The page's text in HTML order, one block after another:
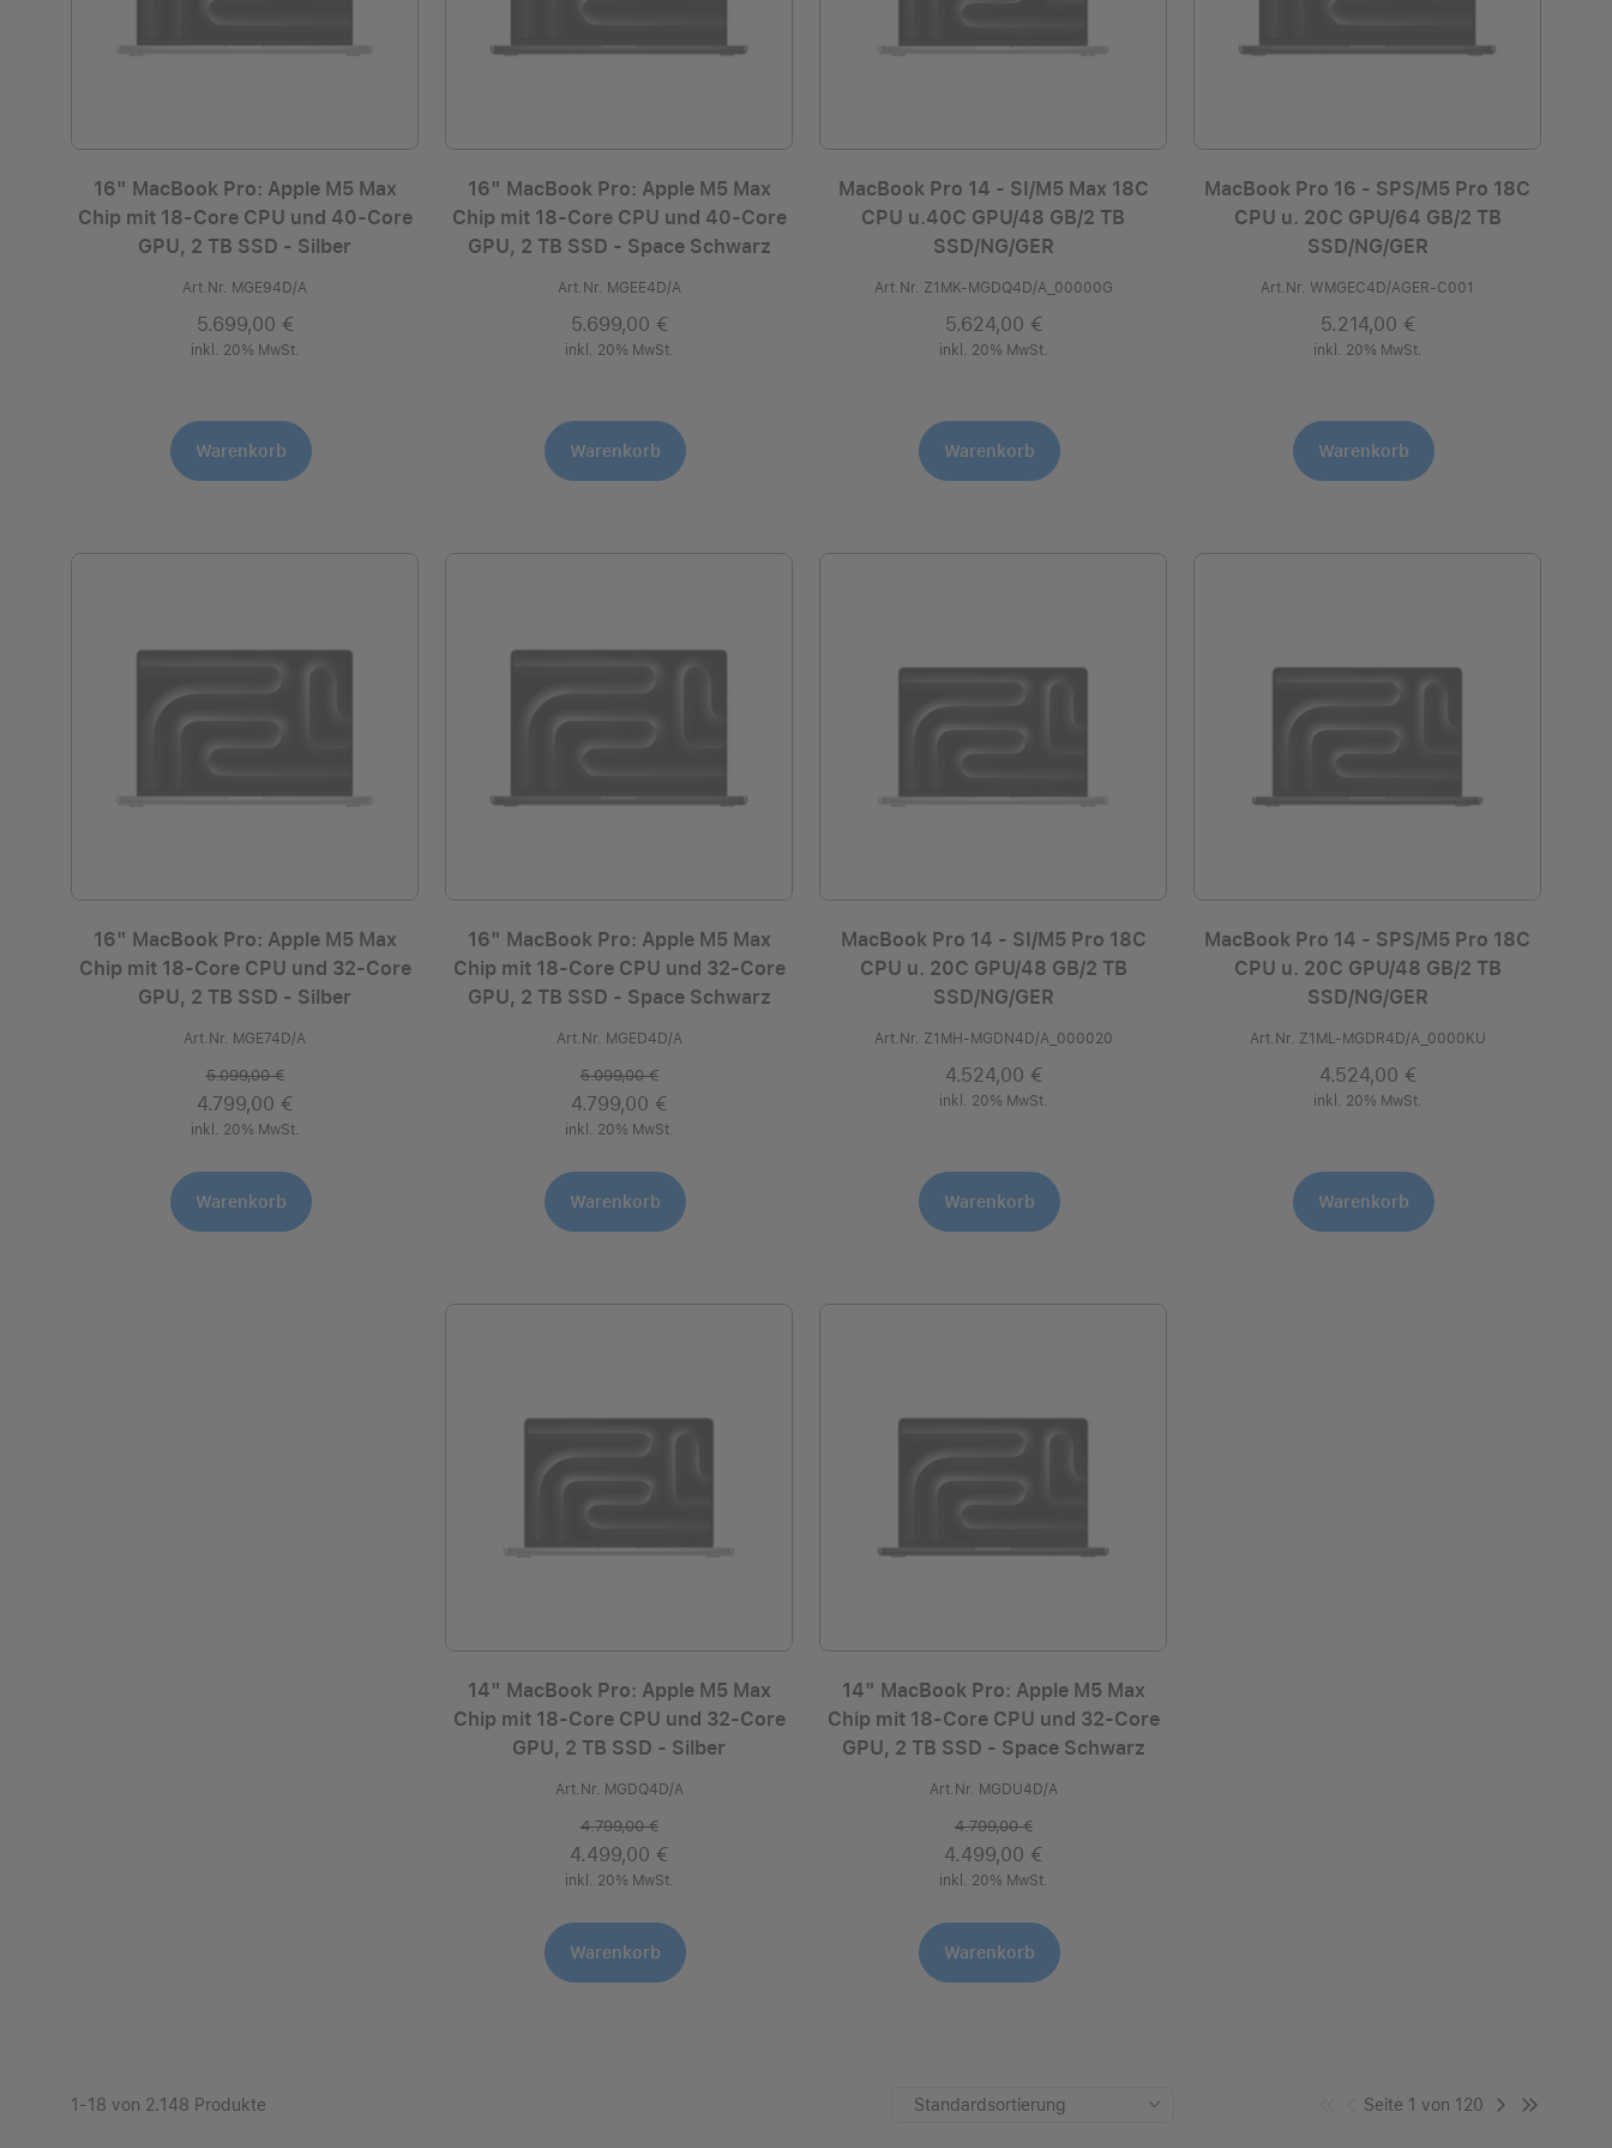
16" MacBook Pro: Apple M5 Max
Chip mit 18‑Core CPU und 40‑Core
GPU, 2 TB SSD - Silber
Art.Nr. MGE94D/A
5.699,00 €
inkl. 20% MwSt.
Warenkorb
16" MacBook Pro: Apple M5 Max
Chip mit 18‑Core CPU und 40‑Core
GPU, 2 TB SSD - Space Schwarz
Art.Nr. MGEE4D/A
5.699,00 €
inkl. 20% MwSt.
Warenkorb
MacBook Pro 14 - SI/M5 Max 18C
CPU u.40C GPU/48 GB/2 TB
SSD/NG/GER
Art.Nr. Z1MK-MGDQ4D/A_00000G
5.624,00 €
inkl. 20% MwSt.
Warenkorb
MacBook Pro 16 - SPS/M5 Pro 18C
CPU u. 20C GPU/64 GB/2 TB
SSD/NG/GER
Art.Nr. WMGEC4D/AGER-C001
5.214,00 €
inkl. 20% MwSt.
Warenkorb
16" MacBook Pro: Apple M5 Max
Chip mit 18‑Core CPU und 32‑Core
GPU, 2 TB SSD - Silber
Art.Nr. MGE74D/A
5.099,00 €
4.799,00 €
inkl. 20% MwSt.
Warenkorb
16" MacBook Pro: Apple M5 Max
Chip mit 18‑Core CPU und 32‑Core
GPU, 2 TB SSD - Space Schwarz
Art.Nr. MGED4D/A
5.099,00 €
4.799,00 €
inkl. 20% MwSt.
Warenkorb
MacBook Pro 14 - SI/M5 Pro 18C
CPU u. 20C GPU/48 GB/2 TB
SSD/NG/GER
Art.Nr. Z1MH-MGDN4D/A_000020
4.524,00 €
inkl. 20% MwSt.
Warenkorb
MacBook Pro 14 - SPS/M5 Pro 18C
CPU u. 20C GPU/48 GB/2 TB
SSD/NG/GER
Art.Nr. Z1ML-MGDR4D/A_0000KU
4.524,00 €
inkl. 20% MwSt.
Warenkorb
14" MacBook Pro: Apple M5 Max
Chip mit 18‑Core CPU und 32‑Core
GPU, 2 TB SSD - Silber
Art.Nr. MGDQ4D/A
4.799,00 €
4.499,00 €
inkl. 20% MwSt.
Warenkorb
14" MacBook Pro: Apple M5 Max
Chip mit 18‑Core CPU und 32‑Core
GPU, 2 TB SSD - Space Schwarz
Art.Nr. MGDU4D/A
4.799,00 €
4.499,00 €
inkl. 20% MwSt.
Warenkorb
1-18 von 2.148 Produkte Standardsortierung Seite 1 von 120